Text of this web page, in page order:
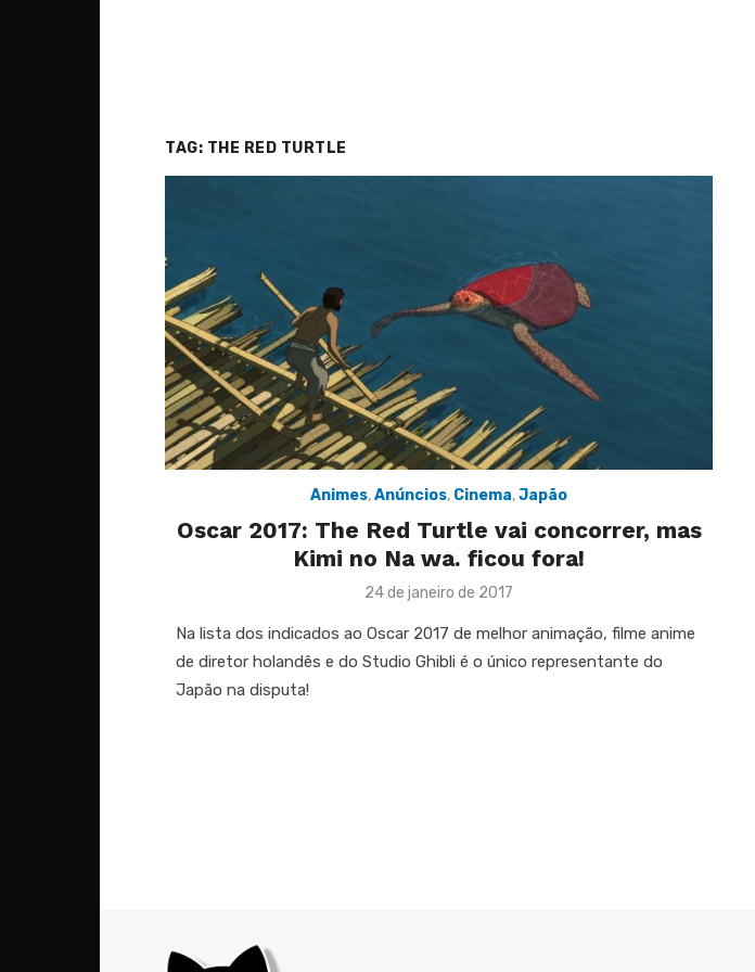
TAG: THE RED TURTLE
Animes,Anúncios, Cinema,Japão
Oscar 2017: The Red Turtle vai concorrer, mas
Kimi no Na wa. ficou fora!
Posted
24 de janeiro de 2017
Na lista dos indicados ao Oscar 2017 de melhor animação, filme anime
de diretor holandês e do Studio Ghibli é o único representante do
Japão na disputa!